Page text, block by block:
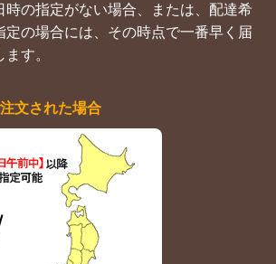
の指定がない場合、または、配達希
定の場合には、その時点で一番早く届
す。
文された場合